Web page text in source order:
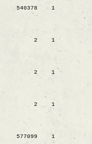
540378
1
2
1
2
1
2
1
577099
1